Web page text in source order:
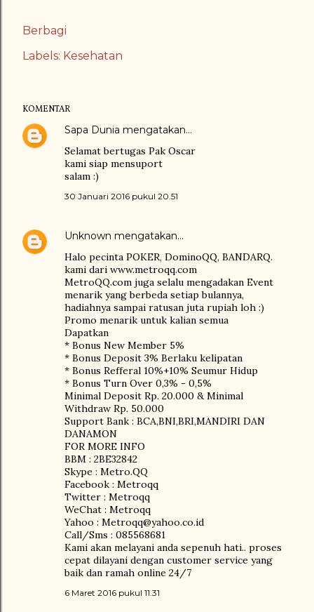
Berbagi
Labels: Kesehatan
KOMENTAR
Sapa Dunia mengatakan…
Selamat bertugas Pak Oscar
kami siap mensuport
salam :)
30 Januari 2016 pukul 20.51
Unknown mengatakan…
Halo pecinta POKER, DominoQQ, BANDARQ.
kami dari www.metroqq.com
MetroQQ.com juga selalu mengadakan Event
menarik yang berbeda setiap bulannya,
hadiahnya sampai ratusan juta rupiah loh :)
Promo menarik untuk kalian semua
Dapatkan
* Bonus New Member 5%
* Bonus Deposit 3% Berlaku kelipatan
* Bonus Refferal 10%+10% Seumur Hidup
* Bonus Turn Over 0,3% - 0,5%
Minimal Deposit Rp. 20.000 & Minimal
Withdraw Rp. 50.000
Support Bank : BCA,BNI,BRI,MANDIRI DAN
DANAMON
FOR MORE INFO
BBM : 2BE32842
Skype : Metro.QQ
Facebook : Metroqq
Twitter : Metroqq
WeChat : Metroqq
Yahoo : Metroqq@yahoo.co.id
Call/Sms : 085568681
Kami akan melayani anda sepenuh hati.. proses
cepat dilayani dengan customer service yang
baik dan ramah online 24/7
6 Maret 2016 pukul 11.31